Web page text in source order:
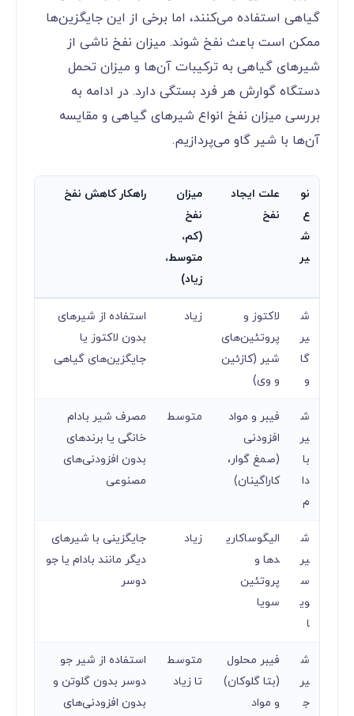
گیاهی استفاده می‌کنند، اما برخی از این جایگزین‌ها
ممکن است باعث نفخ شوند. میزان نفخ ناشی از
شیرهای گیاهی به ترکیبات آن‌ها و میزان تحمل
دستگاه گوارش هر فرد بستگی دارد. در ادامه به
بررسی میزان نفخ انواع شیرهای گیاهی و مقایسه
آن‌ها با شیر گاو می‌پردازیم.
نو
ع
ش
یر
علت ایجاد
نفخ
میزان
نفخ
(کم،
متوسط،
زیاد)
راهکار کاهش نفخ
ش
یر
گا
و
لاکتوز و
پروتئین‌های
شیر (کازئین
و وی)
زیاد
استفاده از شیرهای
بدون لاکتوز یا
جایگزین‌های گیاهی
ش
یر
با
دا
م
فیبر و مواد
افزودنی
(صمغ گوار،
کاراگینان)
متوسط
مصرف شیر بادام
خانگی یا برندهای
بدون افزودنی‌های
مصنوعی
ش
یر
س
وی
ا
الیگوساکاری
دها و
پروتئین
سویا
زیاد
جایگزینی با شیرهای
دیگر مانند بادام یا جو
دوسر
ش
یر
ج
فیبر محلول
(بتا گلوکان)
و مواد
متوسط
تا زیاد
استفاده از شیر جو
دوسر بدون گلوتن و
بدون افزودنی‌های